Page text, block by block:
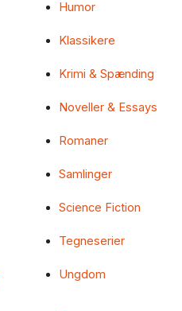
Humor
Klassikere
Krimi & Spænding
Noveller & Essays
Romaner
Samlinger
Science Fiction
Tegneserier
Ungdom